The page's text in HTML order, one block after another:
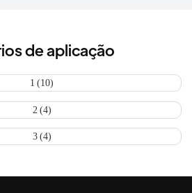
de aplicação